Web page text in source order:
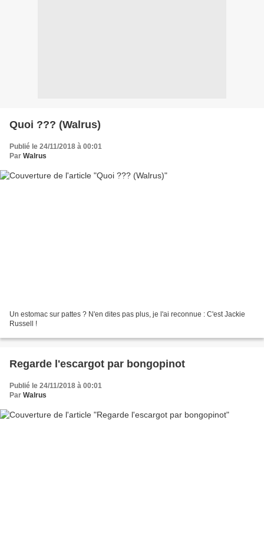
Quoi ??? (Walrus)
Publié le 24/11/2018 à 00:01
Par Walrus
Un estomac sur pattes ? N'en dites pas plus, je l'ai reconnue : C'est Jackie
Russell !
Regarde l'escargot par bongopinot
Publié le 24/11/2018 à 00:01
Par Walrus